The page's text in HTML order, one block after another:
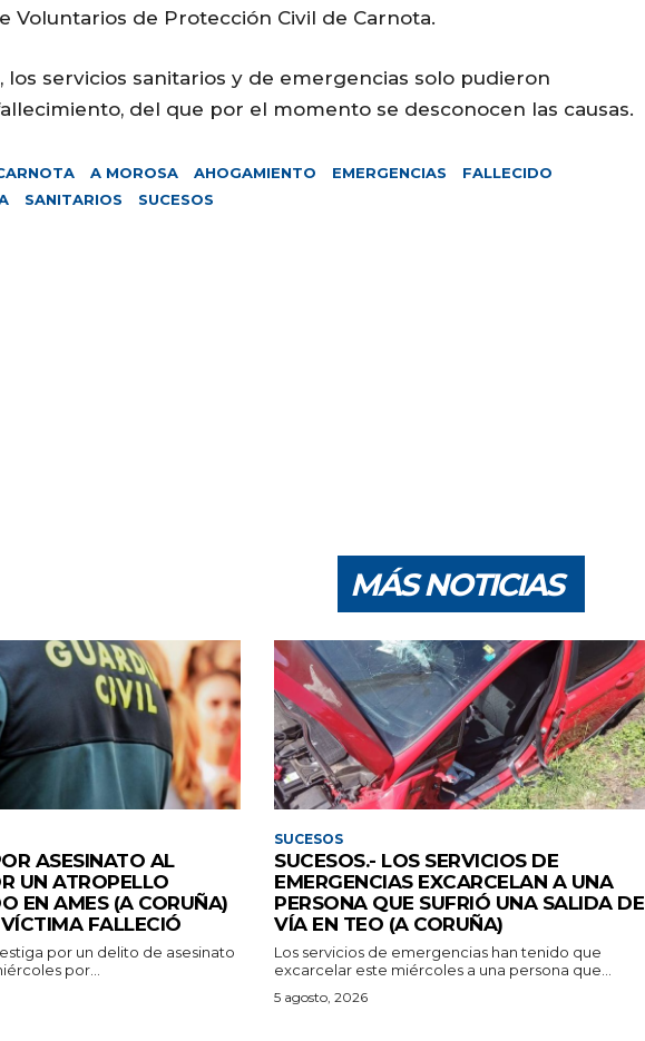
Voluntarios de Protección Civil de Carnota.
los servicios sanitarios y de emergencias solo pudieron
del que por el momento se desconocen las causas.
A MOROSA AHOGAMIENTO EMERGENCIAS
FALLECIDO
SANITARIOS SUCESOS
MÁS NOTICIAS
ASESINATO AL
UN ATROPELLO
EN AMES (A CORUÑA)
FALLECIÓ
por un delito de asesinato
por...
SUCESOS
SUCESOS.- LOS SERVICIOS DE
EMERGENCIAS EXCARCELAN A UNA
PERSONA QUE SUFRIÓ UNA SALIDA DE
VÍA EN TEO (A CORUÑA)
Los servicios de emergencias han tenido que
excarcelar este miércoles a una persona que...
5 agosto, 2026